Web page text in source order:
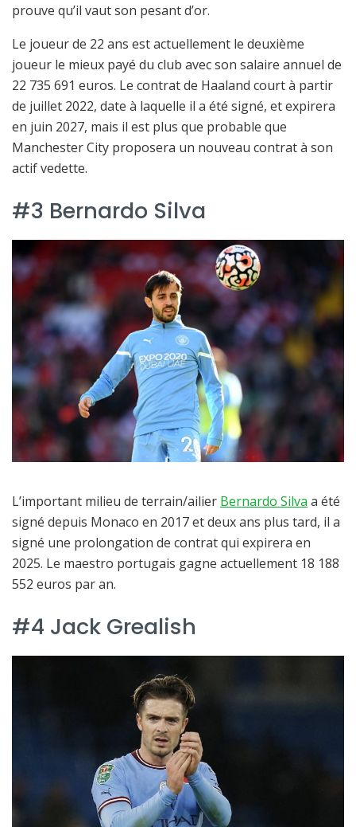
prouve qu’il vaut son pesant d’or.
Le joueur de 22 ans est actuellement le deuxième
joueur le mieux payé du club avec son salaire annuel de
22 735 691 euros. Le contrat de Haaland court à partir
de juillet 2022, date à laquelle il a été signé, et expirera
en juin 2027, mais il est plus que probable que
Manchester City proposera un nouveau contrat à son
actif vedette.
#3 Bernardo Silva
L’important milieu de terrain/ailier Bernardo Silva a été
signé depuis Monaco en 2017 et deux ans plus tard, il a
signé une prolongation de contrat qui expirera en
2025. Le maestro portugais gagne actuellement 18 188
552 euros par an.
#4 Jack Grealish